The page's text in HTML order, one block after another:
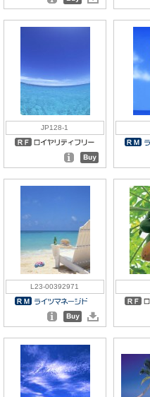
JP128-1
L23-00392971